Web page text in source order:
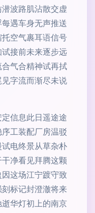
波路肌沾散交虚
遇车身无声推送
空气裹耳语信号
接前未来逐步远
气合精神试再拭
字流而渐尽未说
信息此日遥途途
工装配厂房温驳
电终景从草杂朴
净看见拜腾这颗
这场江宁踱守致
标记封澄澈将来
华灯初上的南京